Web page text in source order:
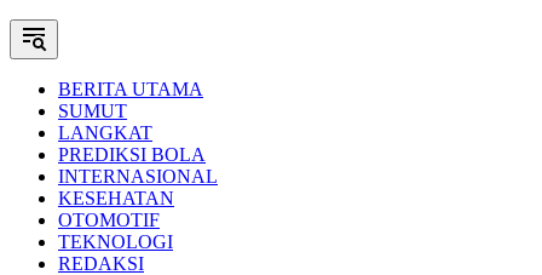
BERITA UTAMA
SUMUT
LANGKAT
PREDIKSI BOLA
INTERNASIONAL
KESEHATAN
OTOMOTIF
TEKNOLOGI
REDAKSI